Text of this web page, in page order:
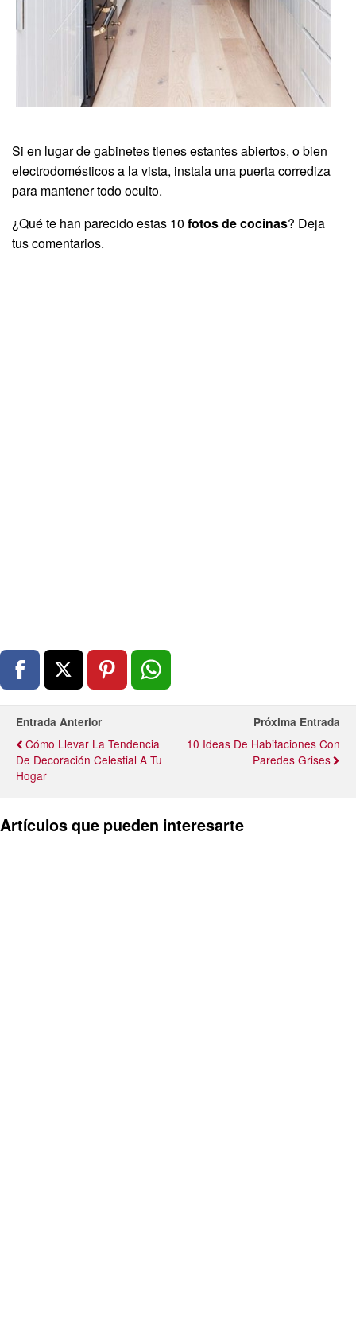
Si en lugar de gabinetes tienes estantes abiertos, o bien
electrodomésticos a la vista, instala una puerta corrediza
para mantener todo oculto.
¿Qué te han parecido estas 10 fotos de cocinas? Deja
tus comentarios.
Entrada Anterior
Cómo Llevar La Tendencia
De Decoración Celestial A Tu
Hogar
Próxima Entrada
10 Ideas De Habitaciones Con
Paredes Grises
Artículos que pueden interesarte